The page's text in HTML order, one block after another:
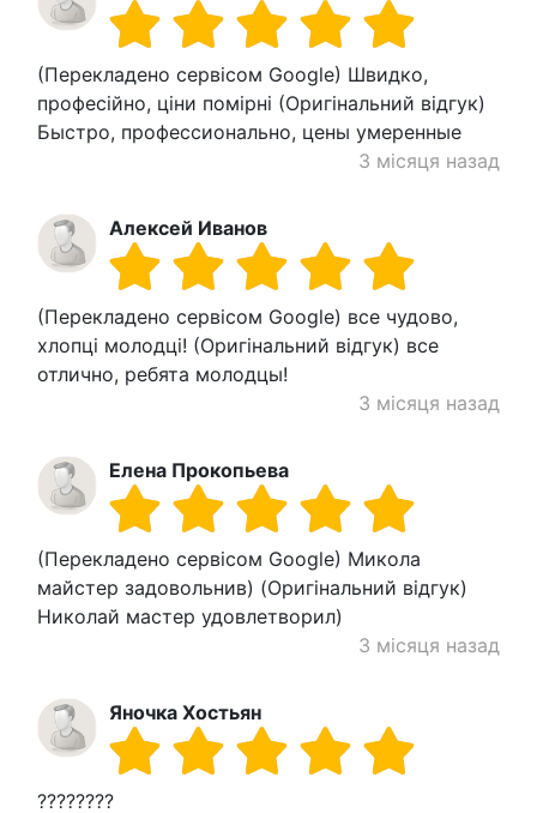
(Перекладено сервісом Google) Швидко,
професійно, ціни помірні (Оригінальний відгук)
Быстро, профессионально, цены умеренные
3 місяця назад
Алексей Иванов
(Перекладено сервісом Google) все чудово,
хлопці молодці! (Оригінальний відгук) все
отлично, ребята молодцы!
3 місяця назад
Елена Прокопьева
(Перекладено сервісом Google) Микола
майстер задовольнив) (Оригінальний відгук)
Николай мастер удовлетворил)
3 місяця назад
Яночка Хостьян
????????